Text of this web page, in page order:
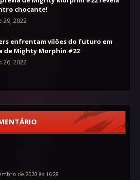
chocante!
29, 2022
enfrentam vilões do futuro em
de Mighty Morphin #22
26, 2022
de 2020 às 16:28